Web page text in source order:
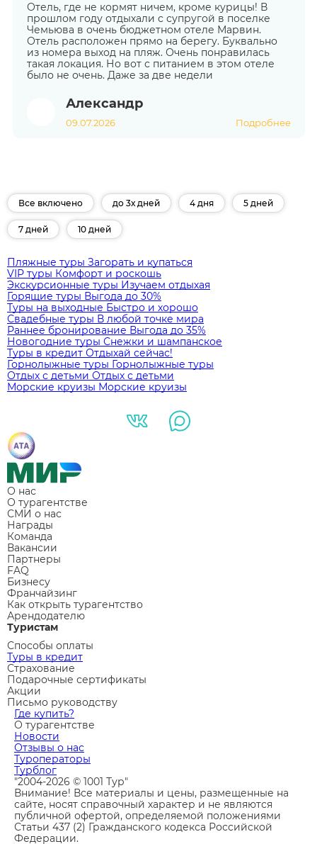
Отель, где не кормят ничем, кроме курицы! В
прошлом году отдыхали с супругой в поселке
Чемьюва в очень бюджетном отеле Марвин.
Отель расположен прямо на берегу. Буквально
из номера выход на пляж. Очень понравилась
такая локация. Но вот с питанием в этом отеле
было не очень. Даже за две недели
Александр
09.07.2026 Подробнее
Все включено до 3х дней 4 дня 5 дней
7 дней 10 дней
Пляжные туры Загорать и купаться
VIP туры Комфорт и роскошь
Экскурсионные туры Изучаем отдыхая
Горящие туры Выгода до 30%
Туры на выходные Быстро и хорошо
Свадебные туры В любой точке мира
Раннее бронирование Выгода до 35%
Новогодние туры Снежки и шампанское
Туры в кредит Отдыхай сейчас!
Горнолыжные туры Горнолыжные туры
Отдых с детьми Отдых с детьми
Морские круизы Морские круизы
О нас
О турагентстве
СМИ о нас
Награды
Команда
Вакансии
Партнеры
FAQ
Бизнесу
Франчайзинг
Как открыть турагентство
Арендодателю
Туристам
Способы оплаты
Туры в кредит
Страхование
Подарочные сертификаты
Акции
Письмо руководству
Где купить?
О турагентстве
Новости
Отзывы о нас
Туроператоры
Турблог
"2004-2026 © 1001 Тур"
Внимание! Все материалы и цены, размещенные на
сайте, носят справочный характер и не являются
публичной офертой, определяемой положениями
Статьи 437 (2) Гражданского кодекса Российской
Федерации.